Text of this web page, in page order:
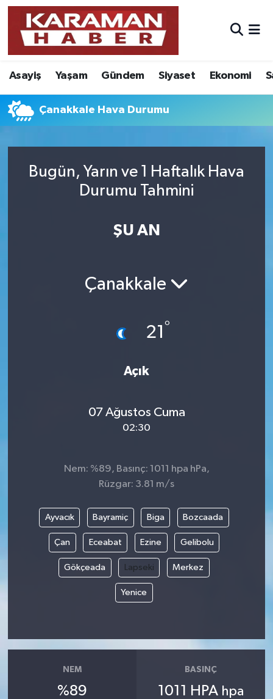
Asayiş Yaşam Gündem Siyaset Ekonomi
Çanakkale Hava Durumu
Bugün, Yarın ve 1 Haftalık Hava
Durumu Tahmini
ŞU AN
Çanakkale
21°
Açık
07 Ağustos Cuma
02:30
Nem: %89, Basınç: 1011 hpa hPa,
Rüzgar: 3.81 m/s
Ayvacık Bayramiç Biga Bozcaada
Çan Eceabat Ezine Gelibolu
Gökçeada Lapseki Merkez
Yenice
NEM
%89
BASINÇ
1011 HPA hpa
Asayiş
Bilim - Teknoloji
Eğitim
Foto Galeri
Nöbetçi Eczaneler
Hava Durumu
Karaman Namaz Vakitleri
Süper Lig Puan Durumu ve Fikstür
Son Dakika Haberleri